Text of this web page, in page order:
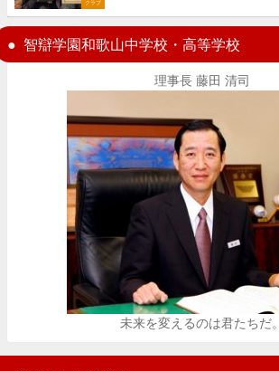
クラブ
智辯学園和歌山中学校・高等学校
理事長 藤田 清司
未来を変えるのは君たちだ。